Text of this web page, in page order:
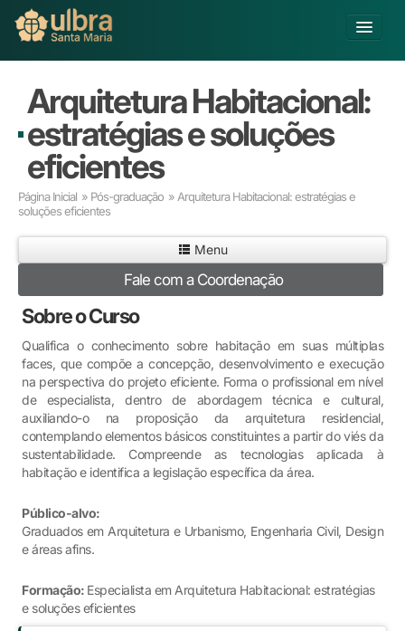
Buscar
Já sou Aluno
Matricule-se
Educação Básica
Graduação
Pós-graduação
Educação a Distância
Pesquisa
Infraestrutura e Serviços
Inovação
Sobre a ULBRA
Arquitetura Habitacional:
estratégias e soluções
eficientes
Página Inicial » Pós-graduação » Arquitetura Habitacional: estratégias e
soluções eficientes
Menu
Fale com a Coordenação
Sobre o Curso
Qualifica o conhecimento sobre habitação em suas múltiplas
faces, que compõe a concepção, desenvolvimento e execução
na perspectiva do projeto eficiente. Forma o profissional em nível
de especialista, dentro de abordagem técnica e cultural,
auxiliando-o na proposição da arquitetura residencial,
contemplando elementos básicos constituintes a partir do viés da
sustentabilidade. Compreende as tecnologias aplicada à
habitação e identifica a legislação específica da área.
Público-alvo:
Graduados em Arquitetura e Urbanismo, Engenharia Civil, Design
e áreas afins.
Formação: Especialista em Arquitetura Habitacional: estratégias
e soluções eficientes